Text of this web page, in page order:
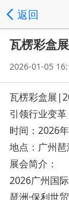
返回
瓦楞彩盒
2026-01-05
瓦楞彩盒展
引领行业变
时间：2026
地点：广州琶
展会简介：
2026广州国
琶洲·保利世